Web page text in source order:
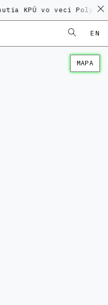
vo veci Polyfunkčného
EN
MAPA